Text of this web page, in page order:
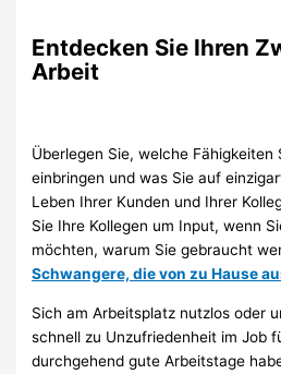
Entdecken Sie Ihren
Arbeit
Überlegen Sie, welche
einbringen und was Sie auf
Leben Ihrer Kunden und Ihrer
Sie Ihre Kollegen um Input, wenn
möchten, warum Sie gebraucht
Schwangere, die von zu Hause
Sich am Arbeitsplatz nutzlos oder
schnell zu Unzufriedenheit im Job
durchgehend gute Arbeitstage